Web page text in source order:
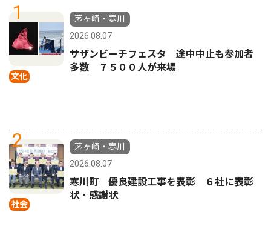
1
文化
茅ヶ崎・寒川
2026.08.07
サザンビーチフェスタ 途中中止も参加者
多数 ７５００人が来場
2
社会
茅ヶ崎・寒川
2026.08.07
寒川町 優良建設工事を表彰 ６社に表彰
状・感謝状